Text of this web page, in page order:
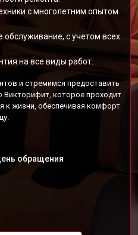
с многолетним опытом
обслуживание, с учетом всех
на все виды работ.
и стремимся предоставить
которое проходит
к жизни, обеспечивая комфорт
обращения